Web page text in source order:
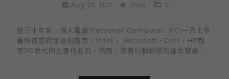
Aug 23, 2011 11466 0
近三十年來，個人電腦(Personal Computer, PC)一直主宰
著科技業的發展與趨勢，Intel、 Microsoft、Dell、HP都
是PC世代的主要代名詞。然而，隨著行動科技的蓬勃發展，